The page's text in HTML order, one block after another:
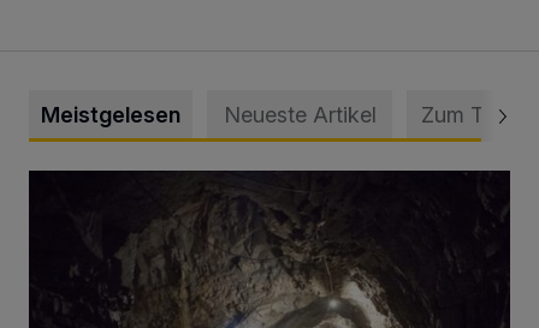
Meistgelesen Neueste Artikel Zum Thema